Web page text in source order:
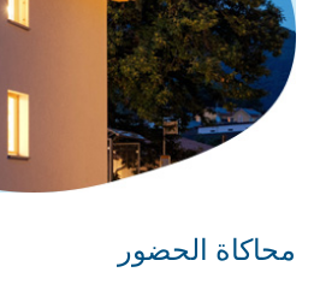
محاكاة الحضور